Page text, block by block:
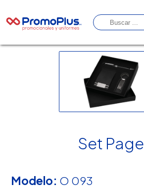
Set Page
Modelo: O 093